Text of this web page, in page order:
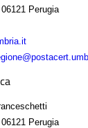
Perugia
Perugia